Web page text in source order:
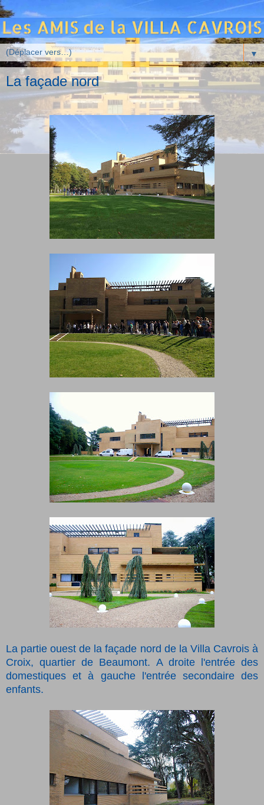
▼
La façade nord
La partie ouest de la façade nord de la Villa Cavrois à
Croix, quartier de Beaumont. A droite l'entrée des
domestiques et à gauche l'entrée secondaire des
enfants.